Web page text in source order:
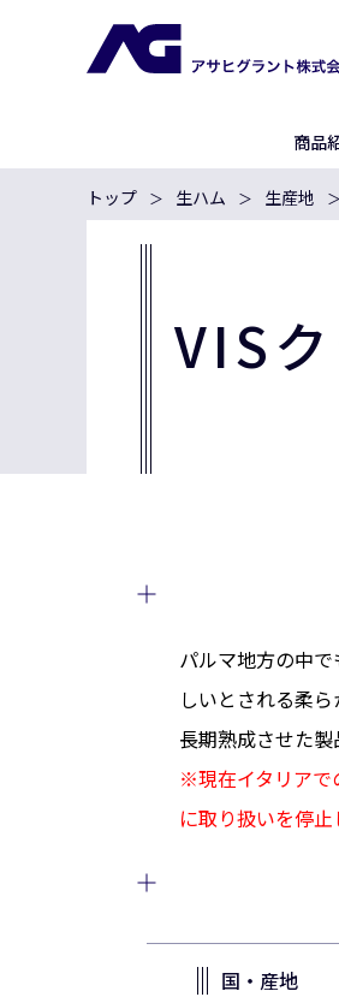
商品
トップ 生ハム 生産地
VIS
パルマ地方の中
しいとされる柔
長期熟成させた製
※現在イタリアで
に取り扱いを停止
国・産地